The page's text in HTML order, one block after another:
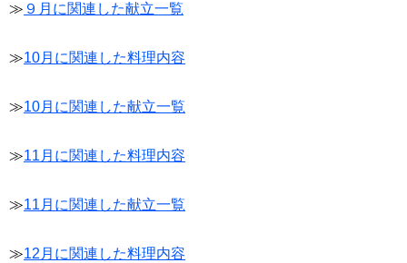
≫ ９月に関連した献立一覧
≫10月に関連した料理内容
≫10月に関連した献立一覧
≫11月に関連した料理内容
≫11月に関連した献立一覧
≫12月に関連した料理内容